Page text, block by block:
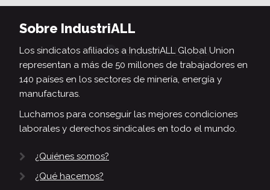
Sobre IndustriALL
Los sindicatos afiliados a IndustriALL Global Union
representan a más de 50 millones de trabajadores en
140 países en los sectores de minería, energía y
manufacturas.
Luchamos para conseguir las mejores condiciones
laborales y derechos sindicales en todo el mundo.
¿Quiénes somos?
¿Qué hacemos?